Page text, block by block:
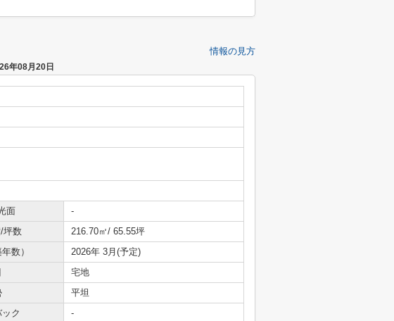
情報の見方
年08月20日
面
-
坪数
216.70㎡/ 65.55坪
数）
2026年 3月(予定)
宅地
平坦
ク
-